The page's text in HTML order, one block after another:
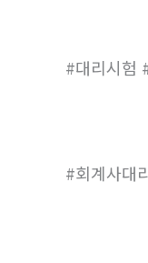
#대리시험
#회계사대